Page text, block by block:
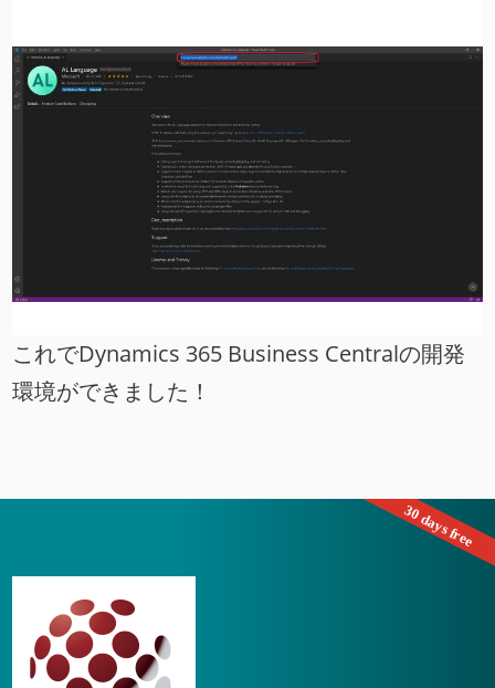
これでDynamics 365 Business Centralの開発
環境ができました！